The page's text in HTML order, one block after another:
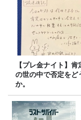
【プレ金ナイト】肯
の世の中で否定をど
か。